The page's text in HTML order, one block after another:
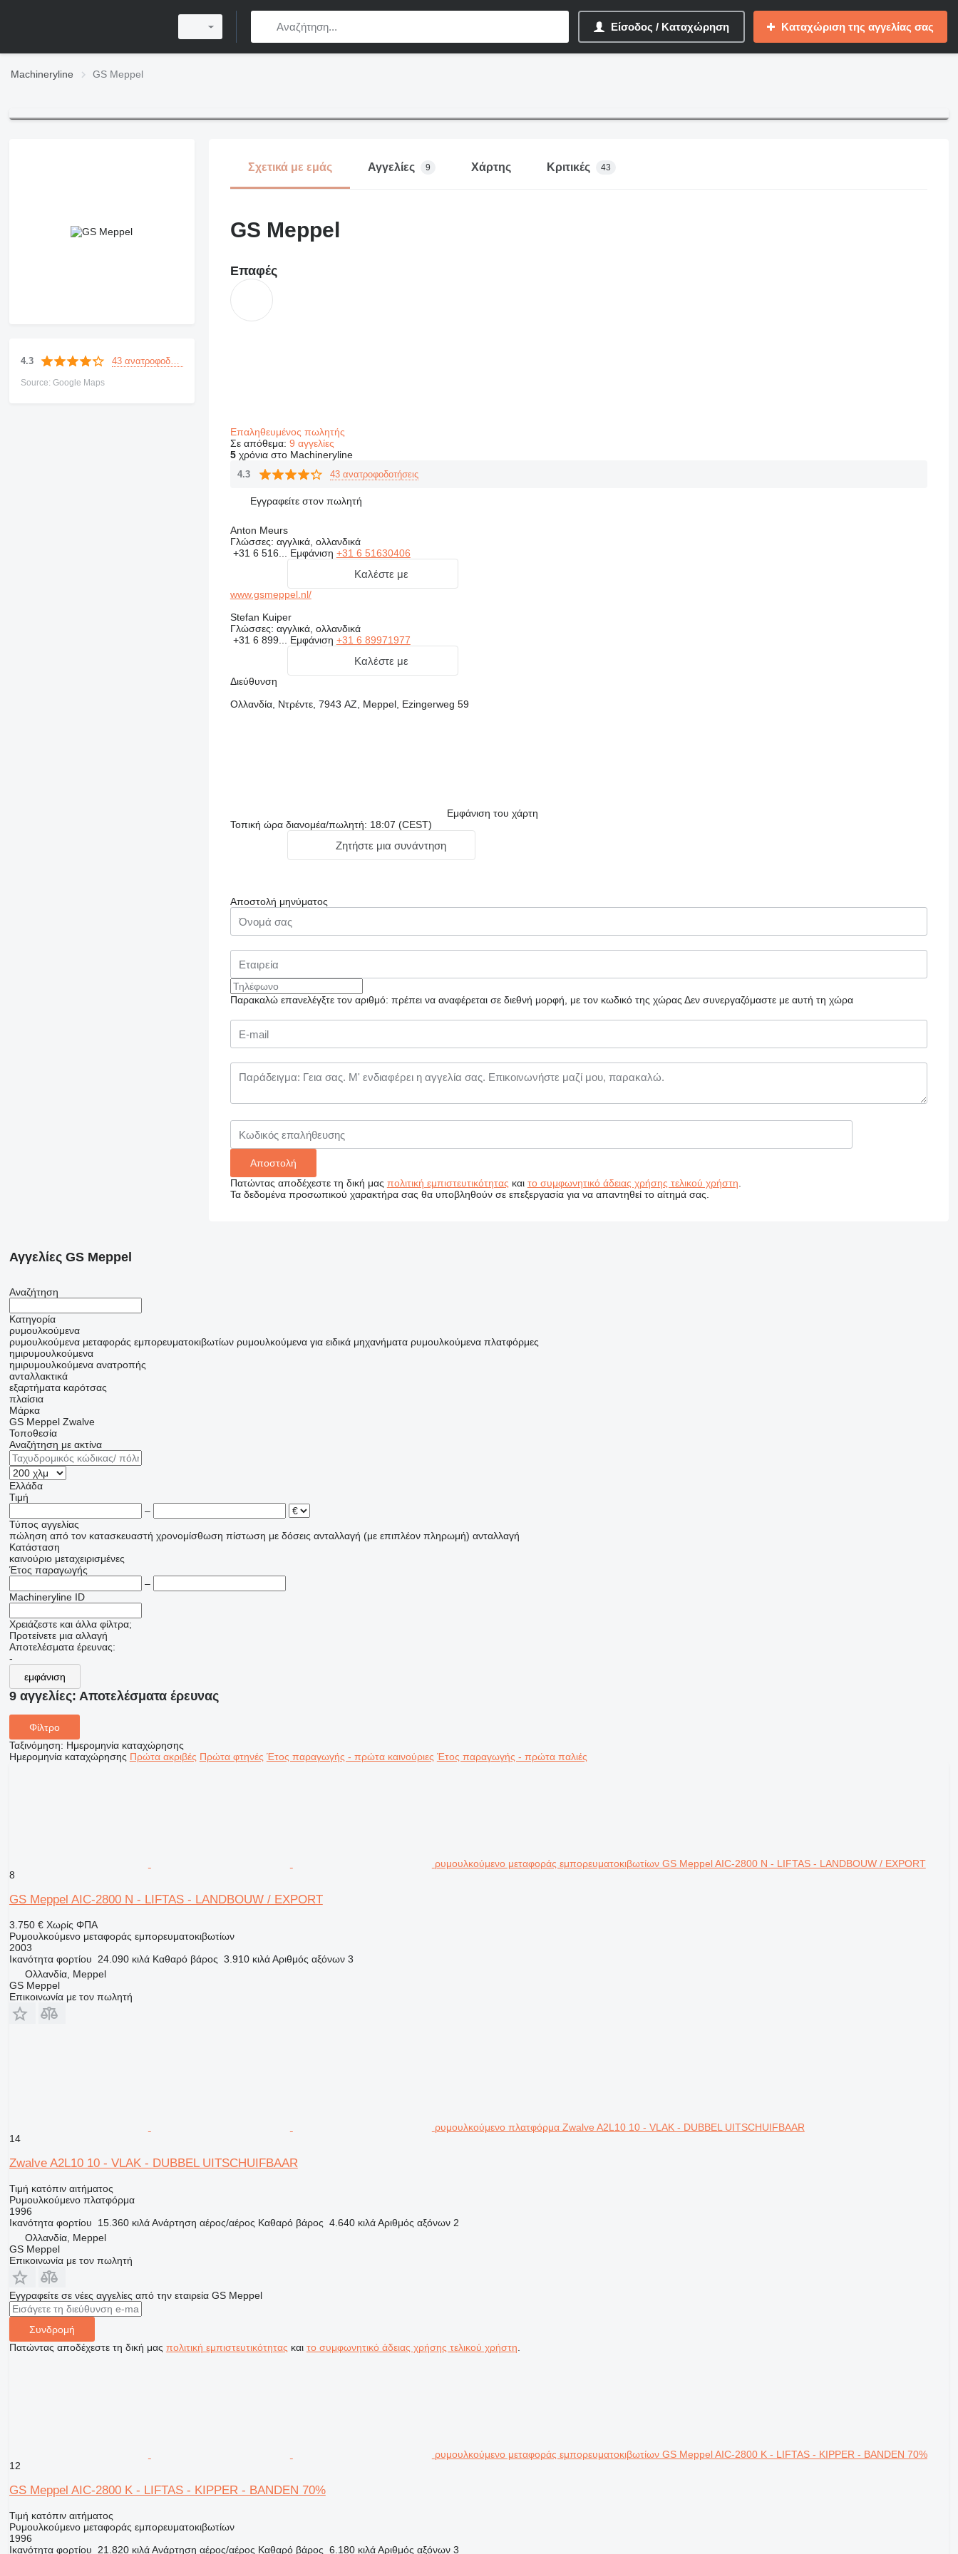
Είσοδος / Καταχώρηση Καταχώριση της αγγελίας σας
Machineryline GS Meppel
4.3 43 ανατροφοδοτήσεις
Source: Google Maps
Σχετικά με εμάς Αγγελίες 9 Χάρτης Κριτικές 43
GS Meppel
Επαφές
Επαληθευμένος πωλητής
Σε απόθεμα: 9 αγγελίες
5χρόνια στο Machineryline
4.3 43 ανατροφοδοτήσεις
Εγγραφείτε στον πωλητή
Anton Meurs
Γλώσσες: αγγλικά, ολλανδικά
+31 6 516... Εμφάνιση +31 6 51630406
Καλέστε με
www.gsmeppel.nl/
Stefan Kuiper
Γλώσσες: αγγλικά, ολλανδικά
+31 6 899... Εμφάνιση +31 6 89971977
Καλέστε με
Διεύθυνση
Ολλανδία, Ντρέντε, 7943 AZ, Meppel, Ezingerweg 59
Εμφάνιση του χάρτη
Τοπική ώρα διανομέα/πωλητή: 18:07 (CEST)
Ζητήστε μια συνάντηση
Αποστολή μηνύματος
Παρακαλώ επανελέγξτε τον αριθμό: πρέπει να αναφέρεται σε διεθνή μορφή, με τον κωδικό της χώρας Δεν συνεργαζόμαστε με αυτή τη χώρα
Πατώντας αποδέχεστε τη δική μας πολιτική εμπιστευτικότητας και το συμφωνητικό άδειας χρήσης τελικού χρήστη
Τα δεδομένα προσωπικού χαρακτήρα σας θα υποβληθούν σε επεξεργασία για να απαντηθεί το αίτημά σας.
Αγγελίες GS Meppel
Αναζήτηση
Κατηγορία
ρυμουλκούμενα
ρυμουλκούμενα μεταφοράς εμπορευματοκιβωτίων ρυμουλκούμενα για ειδικά μηχανήματα ρυμουλκούμενα πλατφόρμες
ημιρυμουλκούμενα
ημιρυμουλκούμενα ανατροπής
ανταλλακτικά
εξαρτήματα καρότσας
πλαίσια
Μάρκα
GS Meppel Zwalve
Τοποθεσία
Αναζήτηση με ακτίνα
Ελλάδα
Τιμή
–
Τύπος αγγελίας
πώληση από τον κατασκευαστή χρονομίσθωση πίστωση με δόσεις ανταλλαγή (με επιπλέον πληρωμή) ανταλλαγή
Κατάσταση
καινούριο μεταχειρισμένες
Έτος παραγωγής
–
Machineryline ID
Χρειάζεστε και άλλα φίλτρα;
Προτείνετε μια αλλαγή
Αποτελέσματα έρευνας:
-
εμφάνιση
9 αγγελίες: Αποτελέσματα έρευνας
Φίλτρο
Ταξινόμηση: Ημερομηνία καταχώρησης
Ημερομηνία καταχώρησης Πρώτα ακριβές Πρώτα φτηνές Έτος παραγωγής - πρώτα καινούριες Έτος παραγωγής - πρώτα παλιές
ρυμουλκούμενο μεταφοράς εμπορευματοκιβωτίων GS Meppel AIC-2800 N - LIFTAS - LANDBOUW / EXPORT
8
GS Meppel AIC-2800 N - LIFTAS - LANDBOUW / EXPORT
3.750 € Χωρίς ΦΠΑ
Ρυμουλκούμενο μεταφοράς εμπορευματοκιβωτίων
2003
Ικανότητα φορτίου
24.090 κιλά Καθαρό βάρος 3.910 κιλά Αριθμός αξόνων 3
Ολλανδία, Meppel
GS Meppel
Επικοινωνία με τον πωλητή
ρυμουλκούμενο πλατφόρμα Zwalve A2L10 10 - VLAK - DUBBEL UITSCHUIFBAAR
14
Zwalve A2L10 10 - VLAK - DUBBEL UITSCHUIFBAAR
Τιμή κατόπιν αιτήματος
Ρυμουλκούμενο πλατφόρμα
1996
Ικανότητα φορτίου
15.360 κιλά Ανάρτηση αέρος/αέρος Καθαρό βάρος 4.640 κιλά Αριθμός αξόνων 2
Ολλανδία, Meppel
GS Meppel
Επικοινωνία με τον πωλητή
Εγγραφείτε σε νέες αγγελίες από την εταιρεία GS Meppel
Συνδρομή
Πατώντας αποδέχεστε τη δική μας πολιτική εμπιστευτικότητας και το συμφωνητικό άδειας χρήσης τελικού χρήστη
ρυμουλκούμενο μεταφοράς εμπορευματοκιβωτίων GS Meppel AIC-2800 K - LIFTAS - KIPPER - BANDEN 70%
12
GS Meppel AIC-2800 K - LIFTAS - KIPPER - BANDEN 70%
Τιμή κατόπιν αιτήματος
Ρυμουλκούμενο μεταφοράς εμπορευματοκιβωτίων
1996
Ικανότητα φορτίου
21.820 κιλά Ανάρτηση αέρος/αέρος Καθαρό βάρος 6.180 κιλά Αριθμός αξόνων 3